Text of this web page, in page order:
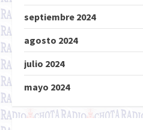
septiembre 2024
agosto 2024
julio 2024
mayo 2024